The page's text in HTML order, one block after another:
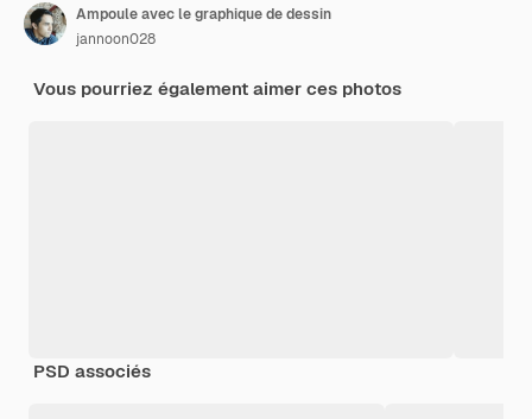
Ampoule avec le graphique de dessin
jannoon028
Vous pourriez également aimer ces photos
PSD associés